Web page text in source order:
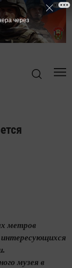
метров
музея в
через